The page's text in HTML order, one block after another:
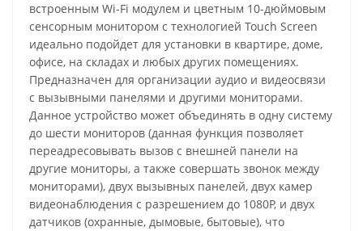
встроенным Wi-Fi модулем и цветным 10-дюймовым
сенсорным монитором с технологией Touch Screen
идеально подойдет для установки в квартире, доме,
офисе, на складах и любых других помещениях.
Предназначен для организации аудио и видеосвязи
с вызывными панелями и другими мониторами.
Данное устройство может объединять в одну систему
до шести мониторов (данная функция позволяет
переадресовывать вызов с внешней панели на
другие мониторы, а также совершать звонок между
мониторами), двух вызывных панелей, двух камер
видеонаблюдения с разрешением до 1080P, и двух
датчиков (охранные, дымовые, бытовые), что